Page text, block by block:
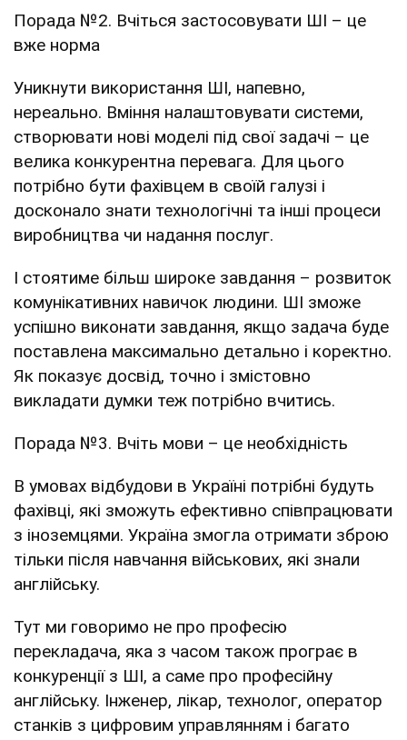
Порада №2. Вчіться застосовувати ШІ – це
вже норма
Уникнути використання ШІ, напевно,
нереально. Вміння налаштовувати системи,
створювати нові моделі під свої задачі – це
велика конкурентна перевага. Для цього
потрібно бути фахівцем в своїй галузі і
досконало знати технологічні та інші процеси
виробництва чи надання послуг.
І стоятиме більш широке завдання – розвиток
комунікативних навичок людини. ШІ зможе
успішно виконати завдання, якщо задача буде
поставлена максимально детально і коректно.
Як показує досвід, точно і змістовно
викладати думки теж потрібно вчитись.
Порада №3. Вчіть мови – це необхідність
В умовах відбудови в Україні потрібні будуть
фахівці, які зможуть ефективно співпрацювати
з іноземцями. Україна змогла отримати зброю
тільки після навчання військових, які знали
англійську.
Тут ми говоримо не про професію
перекладача, яка з часом також програє в
конкуренції з ШІ, а саме про професійну
англійську. Інженер, лікар, технолог, оператор
станків з цифровим управлянням і багато